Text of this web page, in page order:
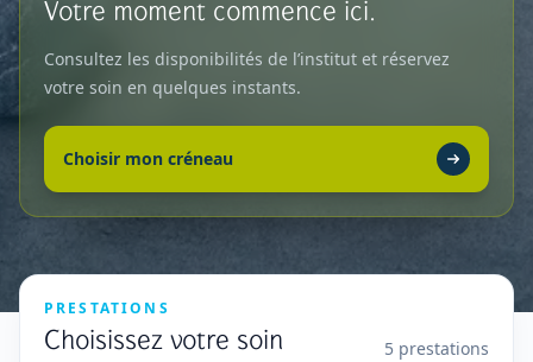
Votre moment commence ici.
Consultez les disponibilités de l’institut et réservez
votre soin en quelques instants.
Choisir mon créneau
PRESTATIONS
Choisissez votre soin 5 prestations